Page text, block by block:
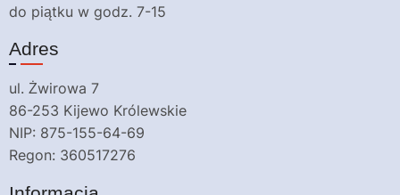
do piątku w godz. 7-15
Adres
ul. Żwirowa 7
86-253 Kijewo Królewskie
NIP: 875-155-64-69
Regon: 360517276